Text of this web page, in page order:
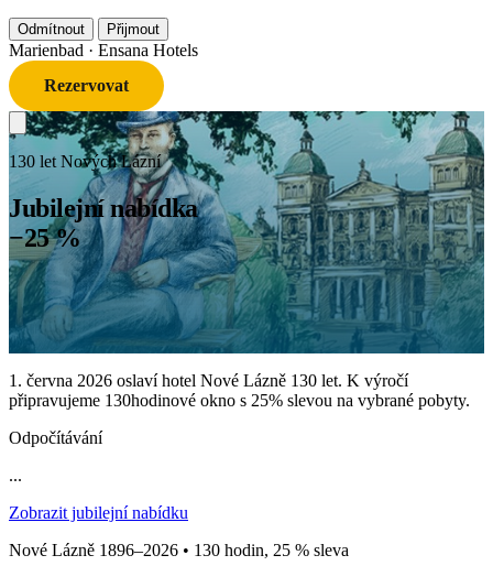
Odmítnout Přijmout
Marienbad · Ensana Hotels
Rezervovat
130 let Nových Lázní
Jubilejní nabídka
−25 %
1. června 2026 oslaví hotel Nové Lázně 130 let. K výročí
připravujeme 130hodinové okno s 25% slevou na vybrané pobyty.
Odpočítávání
...
Zobrazit jubilejní nabídku
Nové Lázně 1896–2026 • 130 hodin, 25 % sleva